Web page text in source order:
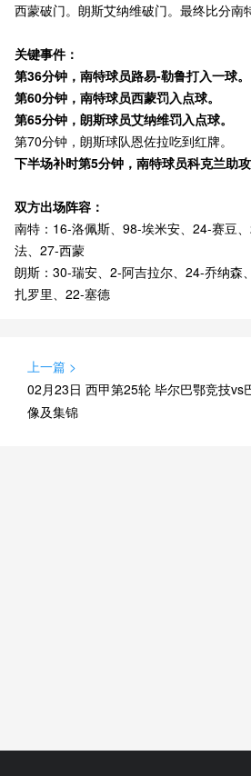
西蒙破门。朗斯艾纳维破门。最终比分南
关键事件：
第36分钟，南特球员路易-勒鲁打入一球。
第60分钟，南特球员西蒙罚入点球。
第65分钟，朗斯球员艾纳维罚入点球。
第70分钟，朗斯球队恩佐拉吃到红牌。
下半场补时第5分钟，南特球员科克兰助
双方出场阵容：
南特：16-洛佩斯、98-埃米安、24-赛豆
法、27-西蒙
朗斯：30-瑞安、2-阿吉拉尔、24-乔纳
扎罗里、22-塞德
上一篇 >
02月23日 西甲第25轮 毕尔巴鄂竞技vs
像及集锦